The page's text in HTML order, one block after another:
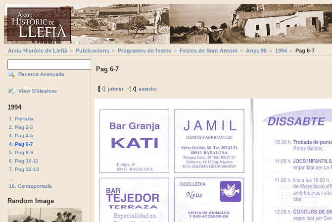
Arxiu Històric de Llefià Publicacions Programes de festes Festes de Sant Antoni Anys 90 1994 Pag 6-7
Recerca Avançada
View Slideshow
1994
1. Portada
2. Pag 2-3
3. Pag 4-5
4. Pag 6-7
5. Pag 8-9
6. Pag 10-11
7. Pag 12-13
16. Contraportada
Random Image
Pag 6-7
primer anterior